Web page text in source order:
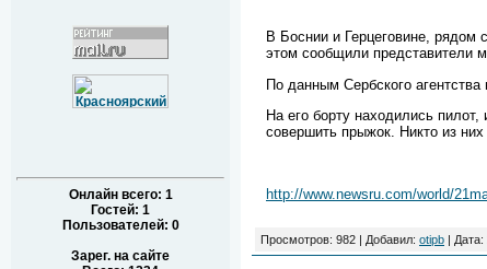
Онлайн всего: 1
Гостей: 1
Пользователей: 0
Зарег. на сайте
В Боснии и Герцеговине, рядом
этом сообщили представители
По данным Сербского
На его борту находились
совершить прыжок. Никто из
http://www.newsru.com/world/
Просмотров: 982 | Добавил: otipb | Дата: